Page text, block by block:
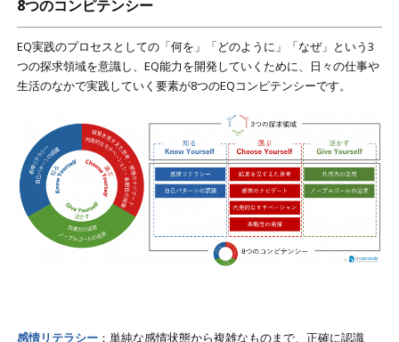
8つのコンピテンシー
EQ実践のプロセスとしての「何を」「どのように」「なぜ」という3
つの探求領域を意識し、EQ能力を開発していくために、日々の仕事や
生活のなかで実践していく要素が8つのEQコンピテンシーです。
感情リテラシー： 単純な感情状態から複雑なものまで、正確に認識